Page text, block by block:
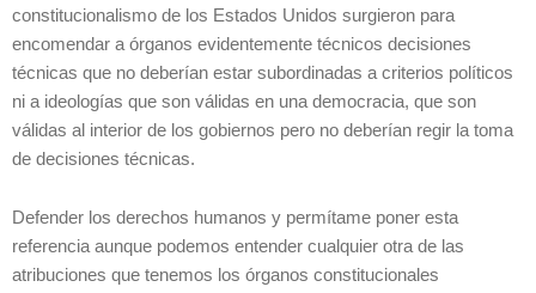
constitucionalismo de los Estados Unidos surgieron para
encomendar a órganos evidentemente técnicos decisiones
técnicas que no deberían estar subordinadas a criterios políticos
ni a ideologías que son válidas en una democracia, que son
válidas al interior de los gobiernos pero no deberían regir la toma
de decisiones técnicas.
Defender los derechos humanos y permítame poner esta
referencia aunque podemos entender cualquier otra de las
atribuciones que tenemos los órganos constitucionales